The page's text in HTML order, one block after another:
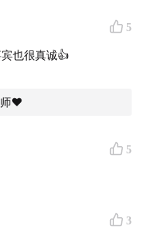
时是否方便？
险？
果没有达到，银行会收
付，微信、支付宝、刷
的风险准备金；额外的
。
5
也很真诚👍
师♥️
5
3